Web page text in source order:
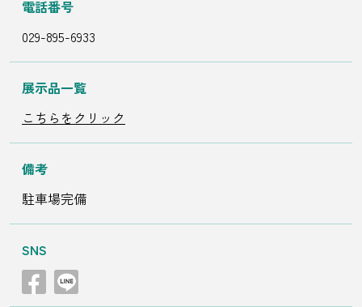
電話番号
029-895-6933
展示品一覧
こちらをクリック
備考
駐車場完備
SNS